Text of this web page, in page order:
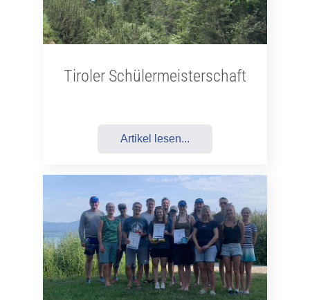
Tiroler Schülermeisterschaft
Artikel lesen...